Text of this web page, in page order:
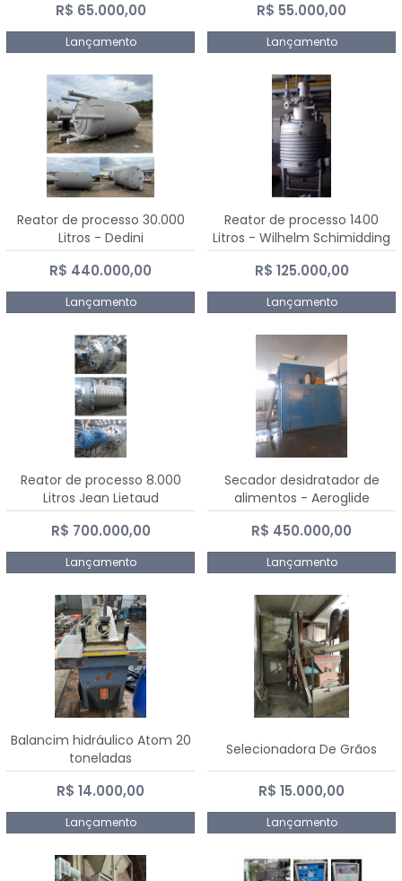
R$ 65.000,00
Lançamento
R$ 55.000,00
Lançamento
Reator de processo 30.000
Litros - Dedini
R$ 440.000,00
Lançamento
Reator de processo 1400
Litros - Wilhelm Schimidding
R$ 125.000,00
Lançamento
Reator de processo 8.000
Litros Jean Lietaud
R$ 700.000,00
Lançamento
Secador desidratador de
alimentos - Aeroglide
R$ 450.000,00
Lançamento
Balancim hidráulico Atom 20
toneladas
R$ 14.000,00
Lançamento
Selecionadora De Grãos
R$ 15.000,00
Lançamento